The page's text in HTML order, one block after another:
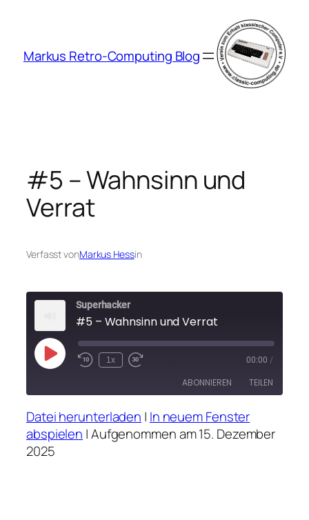
springen
Markus Retro-Computing Blog
#5 – Wahnsinn und
Verrat
Verfasst vonMarkus Hessin
Superhacker
#5 – Wahnsinn und Verrat
Play
Episode Rewind
1x
Fast
seconds
00:00 /
ABONNIEREN TEILEN
RSS FEED
TEILEN
LINK
Datei herunterladen | In neuem Fenster
abspielen |Aufgenommen am 15. Dezember
2025